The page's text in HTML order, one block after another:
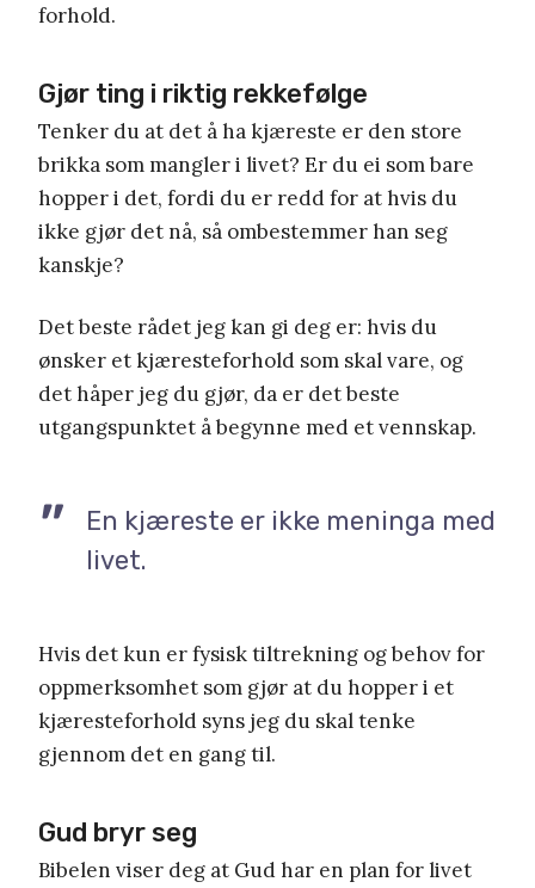
forhold.
Gjør ting i riktig rekkefølge
Tenker du at det å ha kjæreste er den store
brikka som mangler i livet? Er du ei som bare
hopper i det, fordi du er redd for at hvis du
ikke gjør det nå, så ombestemmer han seg
kanskje?
Det beste rådet jeg kan gi deg er: hvis du
ønsker et kjæresteforhold som skal vare, og
det håper jeg du gjør, da er det beste
utgangspunktet å begynne med et vennskap.
En kjæreste er ikke meninga med
livet.
Hvis det kun er fysisk tiltrekning og behov for
oppmerksomhet som gjør at du hopper i et
kjæresteforhold syns jeg du skal tenke
gjennom det en gang til.
Gud bryr seg
Bibelen viser deg at Gud har en plan for livet